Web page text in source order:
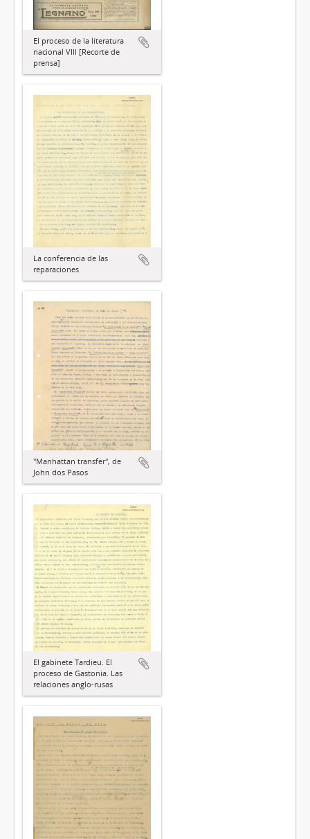
El proceso de la literatura
nacional VIII [Recorte de
prensa]
La conferencia de las
reparaciones
"Manhattan transfer", de
John dos Pasos
El gabinete Tardieu. El
proceso de Gastonia. Las
relaciones anglo-rusas